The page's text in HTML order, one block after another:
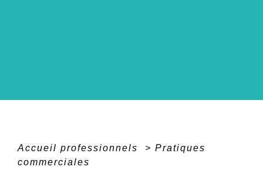
Accueil professionnels > Pratiques
commerciales